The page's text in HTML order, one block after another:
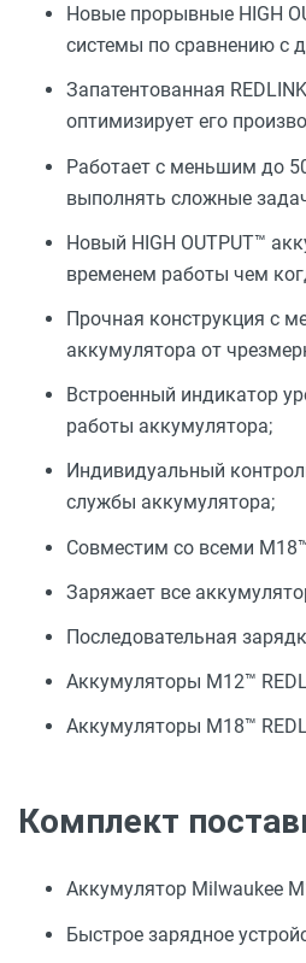
Новые прорывные HIGH
системы по сравнению с
Запатентованная
оптимизирует его
Работает с меньшим до
выполнять сложные
Новый HIGH OUTPUT™
временем работы чем
Прочная конструкция с
аккумулятора от
Встроенный индикатор
работы аккумулятора;
Индивидуальный
службы аккумулятора;
Совместим со всеми
Заряжает все
Последовательная
Аккумуляторы М12™
Аккумуляторы М18™
Комплект
Аккумулятор Milwaukee
Быстрое зарядное